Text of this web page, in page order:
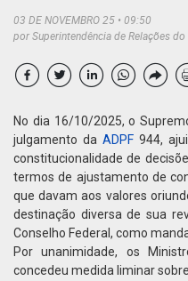
03 DE NOVEMBRO 25
09:50
por Superintendência de Relações do
No dia 16/10/2025, o
julgamento da ADPF944,
constitucionalidade de
termos de ajustamento de
que davam aos valores
destinação diversa de sua
Conselho Federal, como
Por unanimidade, os
concedeu medida liminar